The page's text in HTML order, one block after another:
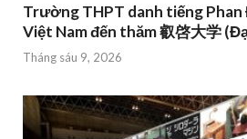
Trường THPT danh tiếng Phan
Việt Nam đến thăm 叡啓大学
Tháng sáu 9, 2026